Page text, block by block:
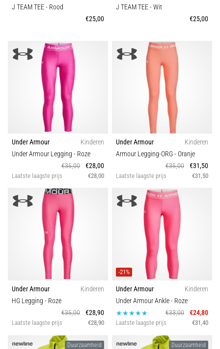
Hardlopersknie:
Preventie
Hardlopersknie,
bandsyndroom
(ITBS),
een
veelvoorkomend
gezondheidsprobleem…
J TEAM TEE- Rood
€25,00
J TEAM TEE- Wit
€25,00
Under Armour
Kinderen
Under Armour Legging - Roze
€35,00
€28,00
Laatste laagste prijs €28,00
Under Armour
Kinderen
Armour Legging-ORG- Oranje
€35,00
€31,50
Laatste laagste prijs €31,50
Under Armour
Kinderen
HG Legging - Roze
€35,00
€28,90
Laatste laagste prijs €28,90
-21%
Under Armour
Kinderen
Under Armour Ankle- Roze
€33,00
€24,80
Laatste laagste prijs €31,40
Duurzaamheid Duurzaamheid